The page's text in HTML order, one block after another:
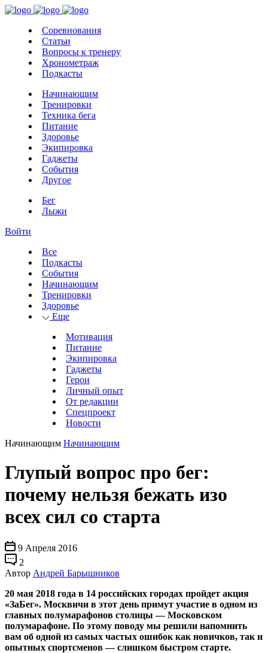
Соревнования
Статьи
Вопросы к тренеру
Хронометраж
Подкасты
Начинающим
Тренировки
Техника бега
Питание
Здоровье
Экипировка
Гаджеты
События
Другое
Бег
Лыжи
Войти
Все
Подкасты
События
Начинающим
Тренировки
Здоровье
Еще
Мотивация
Питание
Экипировка
Гаджеты
Герои
Личный опыт
От редакции
Спецпроект
Новости
Начинающим Начинающим
Глупый вопрос про бег:
почему нельзя бежать изо
всех сил со старта
9 Апреля 2016
2
Автор Андрей Барышников
20 мая 2018 года в 14 российских городах пройдет акция
«ЗаБег». Москвичи в этот день примут участие в одном из
главных полумарафонов столицы — Московском
полумарафоне. По этому поводу мы решили напомнить
вам об одной из самых частых ошибок как новичков, так и
опытных спортсменов — слишком быстром старте.